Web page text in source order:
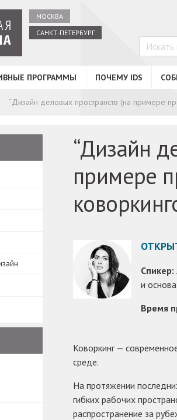
МОСКВА
САНКТ-ПЕТЕРБУРГ
ПРОГРАММЫ ПОЧЕМУ IDS
“Дизайн деловых пространств (на примере
“Дизайн
примере
Спикер:
и
Время
Коворкинг —
среде.
На протяжении
гибких рабочих
распространение за